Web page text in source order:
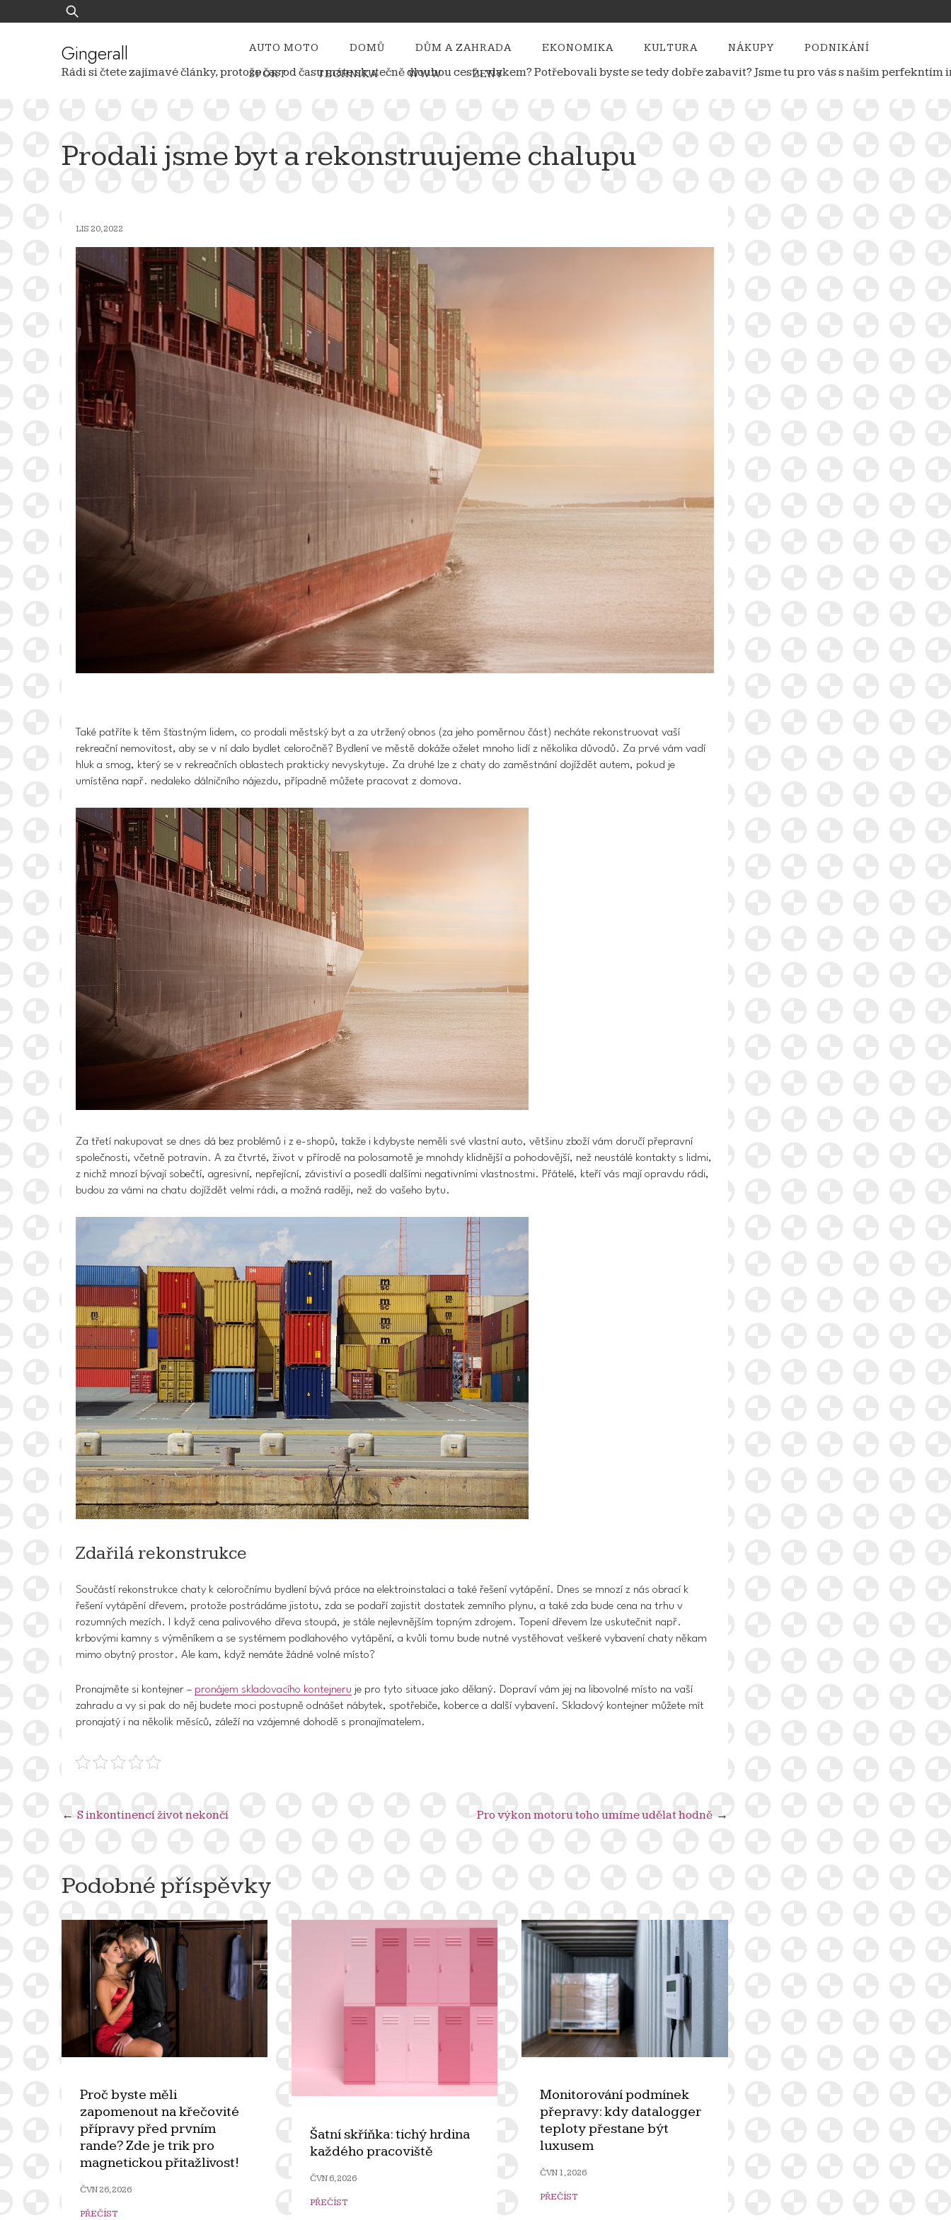
to
Vyhledávání
Gingerall
Rádi si čtete zajímavé články, protože čas od času máte skutečně dlouhou cestu vlakem? Potřebovali byste se tedy dobře zabavit? Jsme tu pro vás s naším
AUTO MOTO DOMŮ DŮM A ZAHRADA EKONOMIKA KULTURA NÁKUPY
PODNIKÁNÍ
SPORT
TECHNIKA WWW ŽENY
Prodali jsme byt a rekonstruujeme chalupu
LIS 20, 2022
Také patříte k těm šťastným lidem, co prodali městský byt a za utržený obnos (za jeho poměrnou část) necháte rekonstruovat vaší
rekreační nemovitost, aby se v ní dalo bydlet celoročně? Bydlení ve městě dokáže oželet mnoho lidí z několika důvodů. Za prvé vám vadí
hluk a smog, který se v rekreačních oblastech prakticky nevyskytuje. Za druhé lze z chaty do zaměstnání dojíždět autem, pokud je
umístěna např. nedaleko dálničního nájezdu, případně můžete pracovat z domova.
Za třetí nakupovat se dnes dá bez problémů i z e-shopů, takže i kdybyste neměli své vlastní auto, většinu zboží vám doručí přepravní
společnosti, včetně potravin. A za čtvrté, život v přírodě na polosamotě je mnohdy klidnější a pohodovější, než neustálé kontakty s lidmi,
z nichž mnozí bývají sobečtí, agresivní, nepřejícní, závistiví a posedlí dalšími negativními vlastnostmi. Přátelé, kteří vás mají opravdu rádi,
budou za vámi na chatu dojíždět velmi rádi, a možná raději, než do vašeho bytu.
Zdařilá rekonstrukce
Součástí rekonstrukce chaty k celoročnímu bydlení bývá práce na elektroinstalaci a také řešení vytápění. Dnes se mnozí z nás obrací k
řešení vytápění dřevem, protože postrádáme jistotu, zda se podaří zajistit dostatek zemního plynu, a také zda bude cena na trhu v
rozumných mezích. I když cena palivového dřeva stoupá, je stále nejlevnějším topným zdrojem. Topení dřevem lze uskutečnit např.
krbovými kamny s výměníkem a se systémem podlahového vytápění, a kvůli tomu bude nutné vystěhovat veškeré vybavení chaty někam
mimo obytný prostor. Ale kam, když nemáte žádné volné místo?
Pronajměte si kontejner – pronájem skladovacího kontejneru je pro tyto situace jako dělaný. Dopraví vám jej na libovolné místo na vaší
zahradu a vy si pak do něj budete moci postupně odnášet nábytek, spotřebiče, koberce a další vybavení. Skladový kontejner můžete mít
pronajatý i na několik měsíců, záleží na vzájemné dohodě s pronajímatelem.
Navigace
příspěvek
S inkontinencí život nekončí Pro výkon motoru toho umíme udělat hodně
Podobné příspěvky
Proč byste měli
zapomenout na křečovité
přípravy před prvním
rande? Zde je trik pro
magnetickou přitažlivost!
ČVN 26, 2026
PŘEČÍST
Šatní skříňka: tichý hrdina
každého pracoviště
ČVN 6, 2026
PŘEČÍST
Monitorování podmínek
přepravy: kdy datalogger
teploty přestane být
luxusem
ČVN 1, 2026
PŘEČÍST